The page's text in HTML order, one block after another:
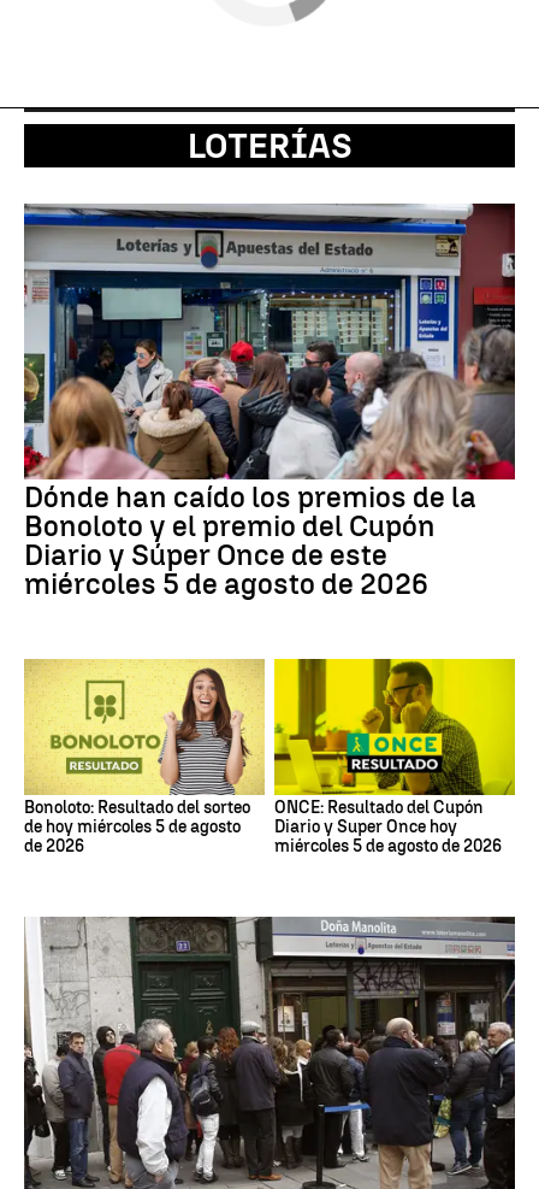
LOTERÍAS
Dónde han caído los premios de la
Bonoloto y el premio del Cupón
Diario y Súper Once de este
miércoles 5 de agosto de 2026
Bonoloto: Resultado del sorteo
de hoy miércoles 5 de agosto
de 2026
ONCE: Resultado del Cupón
Diario y Super Once hoy
miércoles 5 de agosto de 2026
Loterías